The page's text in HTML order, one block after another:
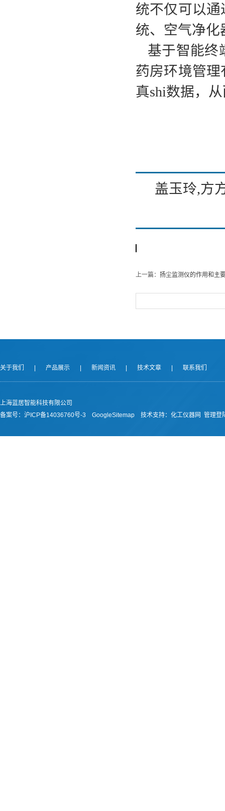
统不仅可以
统、空气净
基于智能终
药房环境管
真shi数据，
盖玉玲,方
上一篇： 扬尘监测仪的作用和主
关于我们 产品展示 新闻资讯 技术文章 联系我们
上海蓝居智能科技有限公司
备案号： 沪ICP备14036760号-3 GoogleSitemap 技术支持： 化工仪器网 管理登